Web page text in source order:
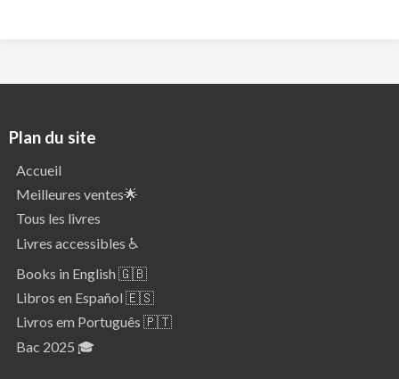
Plan du site
Accueil
Meilleures ventes🌟
Tous les livres
Livres accessibles ♿
Books in English 🇬🇧
Libros en Español 🇪🇸
Livros em Português 🇵🇹
Bac 2025 🎓